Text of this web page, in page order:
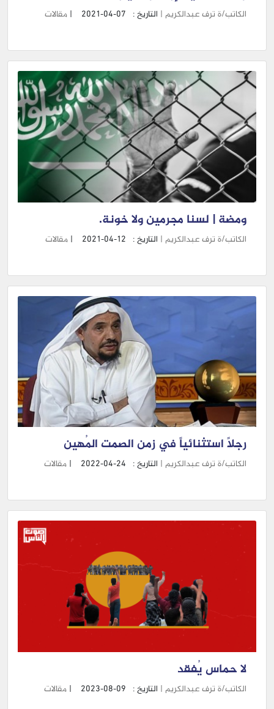
الكاتب/ة ترف عبدالكريم | التاريخ : 2021-04-07
| مقالات
ومضة | لسنا مجرمين ولا خونة.
الكاتب/ة ترف عبدالكريم | التاريخ : 2021-04-12
| مقالات
رجلاً استثنائياً في زمن الصمت المُهين
الكاتب/ة ترف عبدالكريم | التاريخ : 2022-04-24
| مقالات
لا حماس يُفقد
الكاتب/ة ترف عبدالكريم | التاريخ : 2023-08-09
| مقالات